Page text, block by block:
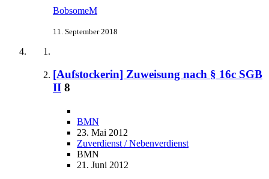
BobsomeM
11. September 2018
[Aufstockerin] Zuweisung nach § 16c SGB
II 8
BMN
23. Mai 2012
Zuverdienst / Nebenverdienst
BMN
21. Juni 2012